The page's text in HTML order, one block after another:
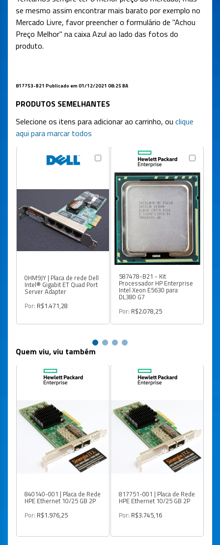
se mesmo assim encontrar mais barato por exemplo no
Mercado Livre, favor preencher o formulário de "Achou
Preço Melhor" na caixa Azul ao lado das fotos do
produto.
817753-B21 Publicado em 01/12/2021 08:25 BA
PRODUTOS SEMELHANTES
Selecione os itens para adicionar ao carrinho, ou clique
aqui para marcar todos
0HM9JY | Placa de rede Dell
Intel® Gigabit ET Quad Port
Server Adapter
Por: R$1.471,28
587478-B21 - Kit
Processador HP Enterprise
Intel Xeon E5630 para
DL380 G7
Por: R$2.078,25
Quem viu, viu também
840140-001 | Placa de Rede
HPE Ethernet 10/25 GB 2P
Por: R$1.976,25
817751-001 | Placa de Rede
HPE Ethernet 10/25 GB 2P
Por: R$3.745,16